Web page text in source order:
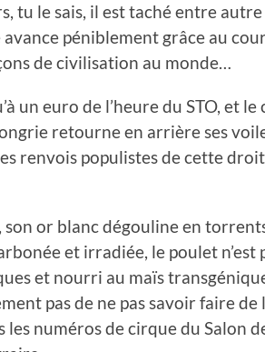
tu le sais, il est taché entre
péniblement grâce au
de civilisation au monde…
un euro de l’heure du STO, et
retourne en arrière ses
renvois populistes de cette
son or blanc dégouline en
et irradiée, le poulet n’est
et nourri au maïs
pas de ne pas savoir faire
les numéros de cirque du Salon